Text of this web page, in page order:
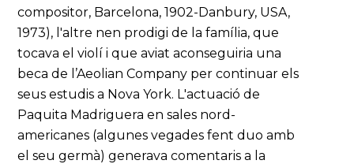
compositor, Barcelona, 1902-Danbury, USA,
1973), l'altre nen prodigi de la família, que
tocava el violí i que aviat aconseguiria una
beca de l’Aeolian Company per continuar els
seus estudis a Nova York. L'actuació de
Paquita Madriguera en sales nord-
americanes (algunes vegades fent duo amb
el seu germà) generava comentaris a la